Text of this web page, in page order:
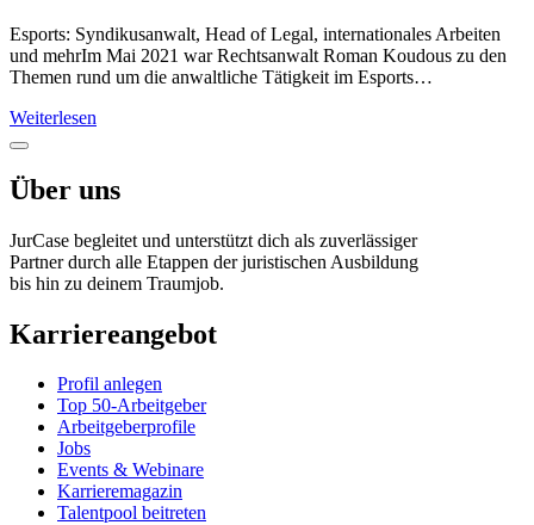
Esports: Syndikusanwalt, Head of Legal, internationales Arbeiten
und mehrIm Mai 2021 war Rechtsanwalt Roman Koudous zu den
Themen rund um die anwaltliche Tätigkeit im Esports…
Weiterlesen
Über uns
JurCase begleitet und unterstützt dich als zuverlässiger
Partner durch alle Etappen der juristischen Ausbildung
bis hin zu deinem Traumjob.
Karriereangebot
Profil anlegen
Top 50-Arbeitgeber
Arbeitgeberprofile
Jobs
Events & Webinare
Karrieremagazin
Talentpool beitreten